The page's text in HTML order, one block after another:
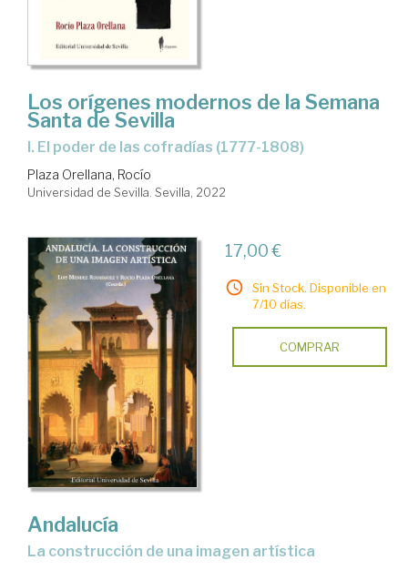
Los orígenes modernos de la Semana
Santa de Sevilla
I. El poder de las cofradías (1777-1808)
Plaza Orellana, Rocío
Universidad de Sevilla. Sevilla, 2022
17,00 €
Sin Stock. Disponible en
7/10 días.
COMPRAR
Andalucía
la construcción de una imagen artística